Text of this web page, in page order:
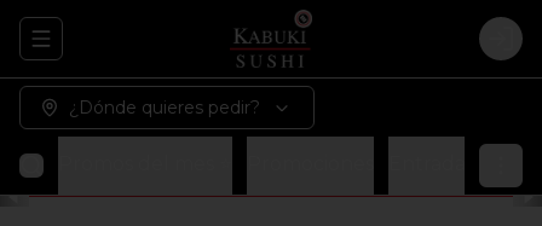
Abrir menu de navegación
¿Dónde quieres pedir?